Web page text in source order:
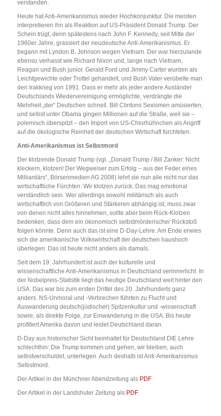
verstanden.
Heute hat Anti-Amerikanismus wieder Hochkonjunktur. Die meisten
interpretieren ihn als Reaktion auf US-Präsident Donald Trump. Der
Schein trügt, denn spätestens nach John F. Kennedy, seit Mitte der
1960er Jahre, grassiert der neudeutsche Anti-Amerikanismus. Er
begann mit Lyndon B. Johnson wegen Vietnam. Der war hierzulande
ebenso verhasst wie Richard Nixon und, lange nach Vietnam,
Reagan und Bush junior. Gerald Ford und Jimmy Carter wurden als
Leichtgewichte oder Trottel gehandelt, und Bush Vater verübelte man
den Irakkrieg von 1991. Dass er mehr als jeder andere Ausländer
Deutschlands Wiedervereinigung ermöglichte, verdrängte die
Mehrheit „der“ Deutschen schnell. Bill Clintons Sexismen amüsierten,
und selbst unter Obama gingen Millionen auf die Straße, weil sie –
polemisch überspitzt – den Import von US-Chlorhühnchen als Angriff
auf die ökologische Reinheit der deutschen Wirtschaft fürchteten.
Anti-Amerikanismus ist Selbstmord
Der klotzende Donald Trump (vgl. „Donald Trump / Bill Zanker: Nicht
kleckern, klotzen! Der Wegweiser zum Erfolg – aus der Feder eines
Milliardärs“, Börsenmedien AG 2008) lehrt sie nun alle nicht nur das
wirtschaftliche Fürchten. Wir klotzen zurück. Das mag emotional
verständlich sein. Wer allerdings sowohl militärisch als auch
wirtschaftlich von Größeren und Stärkeren abhängig ist, muss zwar
von denen nicht alles hinnehmen, sollte aber beim Rück-Klotzen
bedenken, dass dem ein ökonomisch selbstmörderischer Rückstoß
folgen könnte. Denn auch das ist eine D-Day-Lehre: Am Ende erwies
sich die amerikanische Volkswirtschaft der deutschen haushoch
überlegen. Das ist heute nicht anders als damals.
Seit dem 19. Jahrhundert ist auch der kulturelle und
wissenschaftliche Anti-Amerikanismus in Deutschland verinnerlicht. In
der Nobelpreis-Statistik liegt das heutige Deutschland weit hinter den
USA. Das war bis zum ersten Drittel des 20. Jahrhunderts ganz
anders. NS-Unmoral und -Verbrechen führten zu Flucht und
Auswanderung deutsch(jüdischer) Spitzenkultur und -wissenschaft
sowie, als direkte Folge, zur Einwanderung in die USA. Bis heute
profitiert Amerika davon und leidet Deutschland daran.
D-Day aus historischer Sicht beinhaltet für Deutschland DIE Lehre
schlechthin: Die Trump kommen und gehen, wir bleiben, auch
selbstverschuldet, unterlegen. Auch deshalb ist Anti-Amerikanismus
Selbstmord.
Der Artikel in der Münchner Abendzeitung als PDF
Der Artikel in der Landshuter Zeitung als PDF